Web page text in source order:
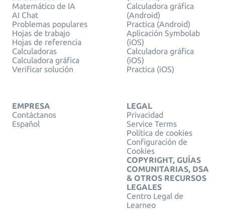
Matemático de IA
AI Chat
Problemas populares
Hojas de trabajo
Hojas de referencia
Calculadoras
Calculadora gráfica
Verificar solución
Calculadora gráfica
(Android)
Practica (Android)
Aplicación Symbolab
(iOS)
Calculadora gráfica
(iOS)
Practica (iOS)
EMPRESA
Contáctanos
Español
LEGAL
Privacidad
Service Terms
Política de cookies
Configuración de
Cookies
COPYRIGHT, GUÍAS
COMUNITARIAS, DSA
& OTROS RECURSOS
LEGALES
Centro Legal de
Learneo